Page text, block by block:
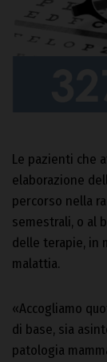
Le pazienti che
elaborazione
percorso nella
semestrali, o al
delle terapie, in
malattia.
«Accogliamo
di base, sia
patologia